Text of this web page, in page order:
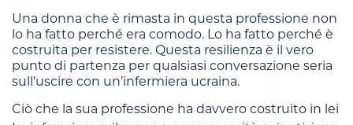
Una donna che è rimasta in questa professione non
lo ha fatto perché era comodo. Lo ha fatto perché è
costruita per resistere. Questa resilienza è il vero
punto di partenza per qualsiasi conversazione seria
sull’uscire con un’infermiera ucraina.
Ciò che la sua professione ha davvero costruito in lei